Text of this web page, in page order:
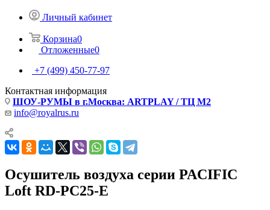
Личный кабинет
Корзина0
Отложенные0
+7 (499) 450-77-97
Контактная информация
ШОУ-РУМЫ в г.Москва: ARTPLAY / ТЦ М2
info@royalrus.ru
Осушитель воздуха серии PACIFIC
Loft RD-PC25-E